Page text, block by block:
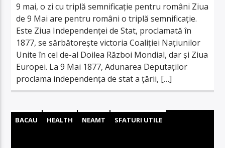
9 mai, o zi cu triplă semnificație pentru români Ziua
de 9 Mai are pentru români o triplă semnificaţie.
Este Ziua Independenţei de Stat, proclamată în
1877, se sărbătoreşte victoria Coaliţiei Naţiunilor
Unite în cel de-al Doilea Război Mondial, dar şi Ziua
Europei. La 9 Mai 1877, Adunarea Deputaţilor
proclama independenţa de stat a ţării, […]
BACAU HEALTH NEAMT SFATURI UTILE